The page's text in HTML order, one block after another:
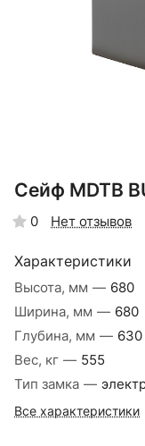
Сейф MDTB
0 Нет отзывов
Характеристики
Высота, мм — 680
Ширина, мм — 680
Глубина, мм — 630
Вес, кг — 555
Тип замка —
Все характеристики